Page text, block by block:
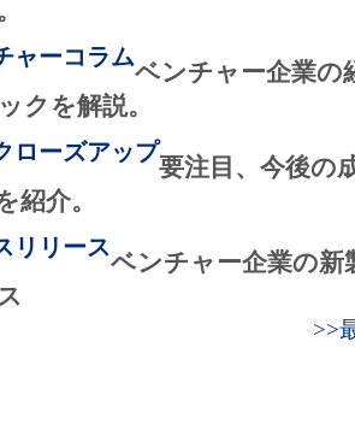
ャーコラム
ベンチャー企業の
クを解説。
ローズアップ
要注目、今後の
紹介。
リリース
ベンチャー企業の新
>>